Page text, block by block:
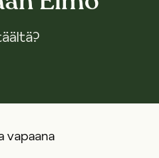
vapaana